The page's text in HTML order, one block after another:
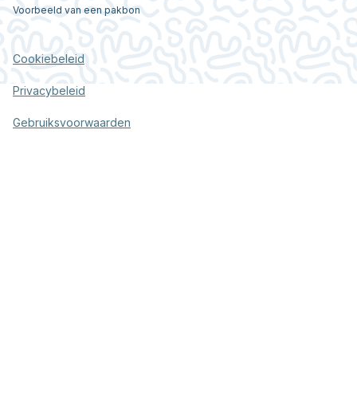
Voorbeeld van een pakbon
Cookiebeleid
Privacybeleid
Gebruiksvoorwaarden